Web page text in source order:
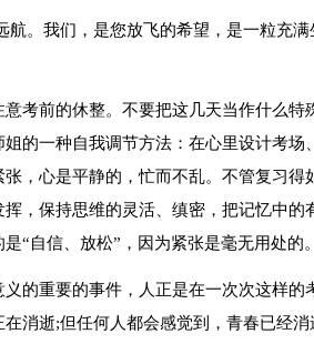
。我们，是您放飞的希望，是一粒充
考前的休整。不要把这几天当作什么特
的一种自我调节方法：在心里设计考场
，心是平静的，忙而不乱。不管复习得
，保持思维的灵活、缜密，把记忆中的
“自信、放松”，因为紧张是毫无用处的。
的重要的事件，人正是在一次次这样的
消逝;但任何人都会感觉到，青春已经